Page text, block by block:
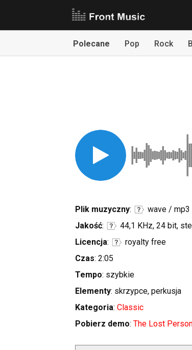
Polecane Pop Rock
Plik muzyczny:
wave / mp3
Jakość:
44,1 KHz, 24 bit,
Licencja:
royalty free
Czas: 2:05
Tempo: szybkie
Elementy: skrzypce, perkusja
Kategoria: Classic
Pobierz demo: The Lost